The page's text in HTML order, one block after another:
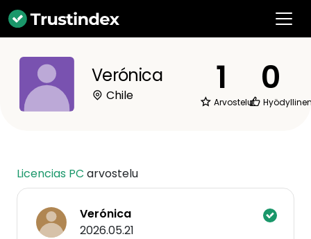
Verónica
Chile 1
Arvostelut
0
Licencias PC arvostelu
Verónica
2026.05.21